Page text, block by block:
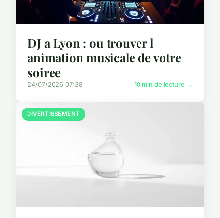
DJ a Lyon : ou trouver l
animation musicale de votre
soiree
24/07/2026 07:38 10 min de lecture →
DIVERTISSEMENT